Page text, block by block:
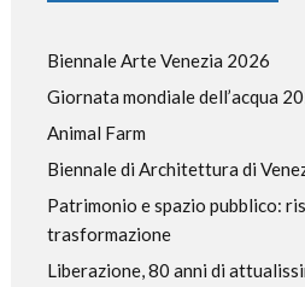
Biennale Arte Venezia 2026
Giornata mondiale dell’acqua
Animal Farm
Biennale di Architettura di
Patrimonio e spazio pubblico:
trasformazione
Liberazione, 80 anni di